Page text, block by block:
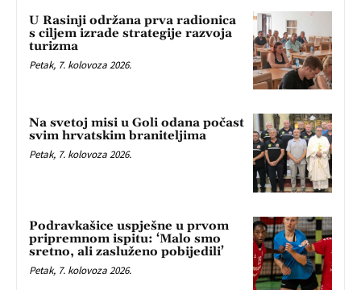
U Rasinji održana prva radionica
s ciljem izrade strategije razvoja
turizma
Petak, 7. kolovoza 2026.
Na svetoj misi u Goli odana počast
svim hrvatskim braniteljima
Petak, 7. kolovoza 2026.
Podravkašice uspješne u prvom
pripremnom ispitu: ‘Malo smo
sretno, ali zasluženo pobijedili’
Petak, 7. kolovoza 2026.